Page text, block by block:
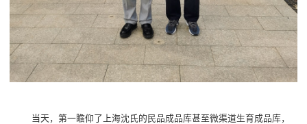
当天，第一瞻仰了上海沈氏的民品成品库甚至微渠道生育成品库，